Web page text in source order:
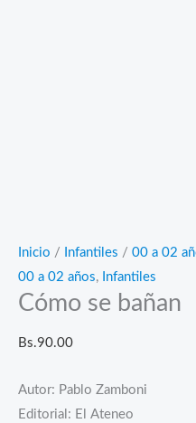
Inicio / Infantiles / 00 a 02
00 a 02 años, Infantiles
Cómo se bañan
Bs.90.00
Autor: Pablo Zamboni
Editorial: El Ateneo